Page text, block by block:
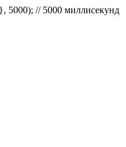
5000); // 5000 миллисекунд